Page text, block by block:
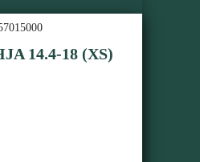
14.4-18 (XS)